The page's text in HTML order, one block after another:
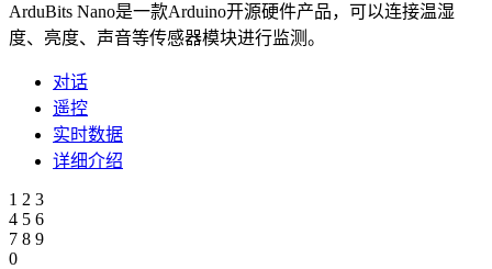
ArduBits Nano是一款Arduino开源硬件产品，可以连接温湿
度、亮度、声音等传感器模块进行监测。
对话
遥控
实时数据
详细介绍
1 2 3
4 5 6
7 8 9
0